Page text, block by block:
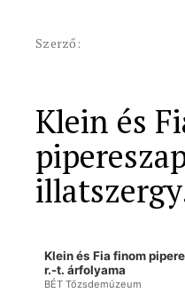
Szerző:
Klein és
Klein és Fia finom
r.-t. árfolyama
BÉT Tőzsdemúzeum